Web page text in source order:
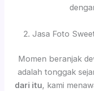
2. Jasa Foto
Momen beranjak
adalah tonggak
dari itu, kami